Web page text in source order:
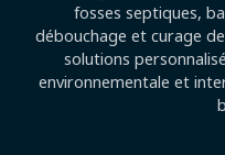
fosses septiques,
débouchage et curage
solutions
environnementale et